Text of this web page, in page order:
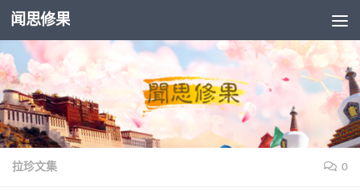
Skip to content
闻思修果
拉珍文集 0